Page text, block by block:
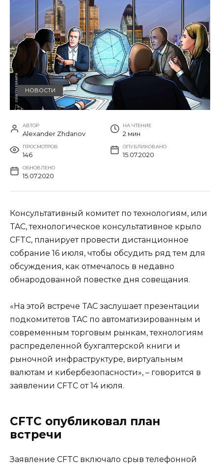
НОВОСТИ
АВТОР
Alexander Zhdanov
НА ЧТЕНИЕ
2 мин
ПРОСМОТРОВ
146
ОПУБЛИКОВАНО
15.07.2020
ОБНОВЛЕНО
15.07.2020
Консультативный комитет по технологиям, или
TAC, технологическое консультативное крыло
CFTC, планирует провести дистанционное
собрание 16 июля, чтобы обсудить ряд тем для
обсуждения, как отмечалось в недавно
обнародованной повестке дня совещания.
«На этой встрече TAC заслушает презентации
подкомитетов TAC по автоматизированным и
современным торговым рынкам, технологиям
распределенной бухгалтерской книги и
рыночной инфраструктуре, виртуальным
валютам и кибербезопасности», – говорится в
заявлении CFTC от 14 июля.
CFTC опубликовал план
встречи
Заявление CFTC включало срыв телефонной